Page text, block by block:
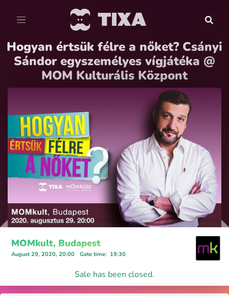
Hogyan értsük félre a nőket? Csányi
Sándor egyszemélyes vígjátéka @
MOM Kulturális Központ
MOMkult, Budapest
August 29, 2020, 20:00 Gate time: 19:30
Sale has been closed.